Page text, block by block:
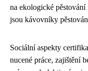
na ekologické
jsou kávovníky
Sociální aspekty
nucené práce, zajištění